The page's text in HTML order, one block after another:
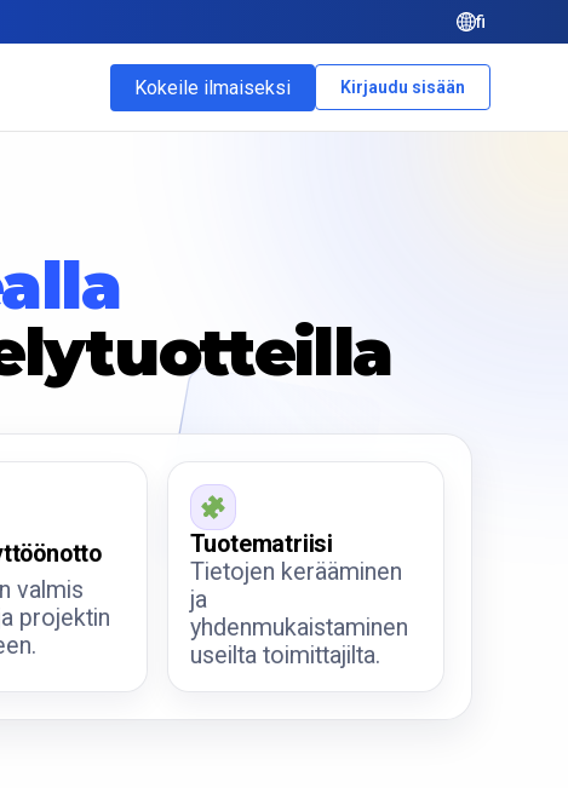
fi
Kokeile ilmaiseksi Kirjaudu sisään
valmis
projektin
Tuotematriisi
Tietojen kerääminen
ja
yhdenmukaistaminen
useilta toimittajilta.